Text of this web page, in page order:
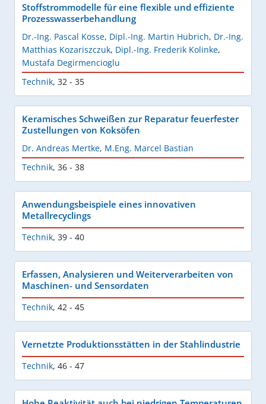
Stoffstrommodelle für eine flexible und effiziente
Prozesswasserbehandlung
Dr.-Ing. Pascal Kosse, Dipl.-Ing. Martin Hubrich, Dr.-Ing.
Matthias Kozariszczuk, Dipl.-Ing. Frederik Kolinke,
Mustafa Degirmencioglu
Technik, 32 - 35
Keramisches Schweißen zur Reparatur feuerfester
Zustellungen von Koksöfen
Dr. Andreas Mertke, M.Eng. Marcel Bastian
Technik, 36 - 38
Anwendungsbeispiele eines innovativen
Metallrecyclings
Technik, 39 - 40
Erfassen, Analysieren und Weiterverarbeiten von
Maschinen- und Sensordaten
Technik, 42 - 45
Vernetzte Produktionsstätten in der Stahlindustrie
Technik, 46 - 47